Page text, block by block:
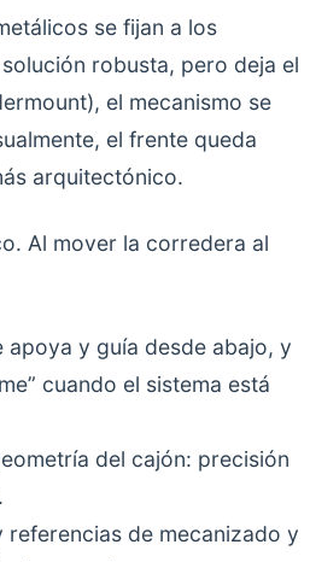
se fijan a los
robusta, pero deja el
el mecanismo se
el frente queda
arquitectónico.
Al mover la corredera al
y guía desde abajo, y
cuando el sistema está
del cajón: precisión
referencias de mecanizado y